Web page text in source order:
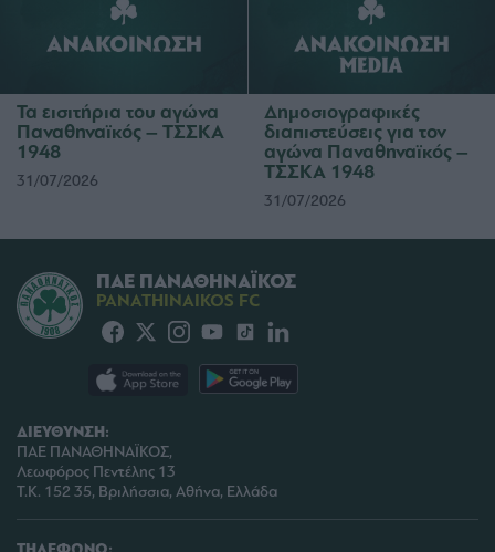
Τα εισιτήρια του αγώνα
Παναθηναϊκός – ΤΣΣΚΑ
1948
31/07/2026
Δημοσιογραφικές
διαπιστεύσεις για τον
αγώνα Παναθηναϊκός –
ΤΣΣΚΑ 1948
31/07/2026
ΔΙΕΥΘΥΝΣΗ:
ΠΑΕ ΠΑΝΑΘΗΝΑΪΚΟΣ,
Λεωφόρος Πεντέλης 13
Τ.Κ. 152 35, Βριλήσσια, Αθήνα, Ελλάδα
ΠΑΕ ΠΑΝΑΘΗΝΑΪΚΟΣ
PANATHINAIKOS FC